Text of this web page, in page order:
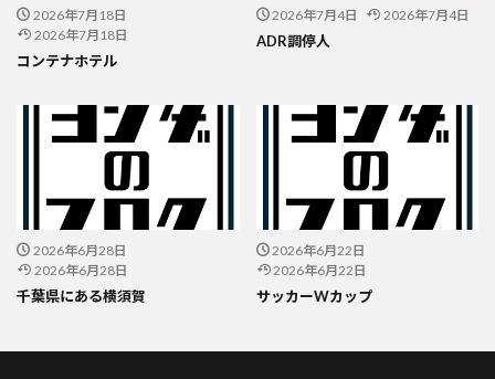
2026年7月18日
2026年7月18日
コンテナホテル
2026年7月4日 2026年7月4日
ADR調停人
2026年6月28日
2026年6月28日
千葉県にある横須賀
2026年6月22日
2026年6月22日
サッカーWカップ